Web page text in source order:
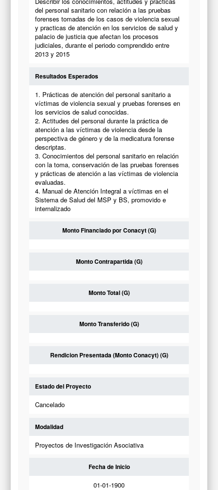
del personal sanitario con relación a las pruebas
forenses tomadas de los casos de violencia sexual
y practicas de atención en los servicios de salud y
palacio de justicia que afectan los procesos
judiciales, durante el periodo comprendido entre
2013 y 2015
Resultados Esperados
1. Prácticas de atención del personal sanitario a
víctimas de violencia sexual y pruebas forenses en
los servicios de salud conocidas.
2. Actitudes del personal durante la práctica de
atención a las víctimas de violencia desde la
perspectiva de género y de la medicatura forense
descriptas.
3. Conocimientos del personal sanitario en relación
con la toma, conservación de las pruebas forenses
y prácticas de atención a las víctimas de violencia
evaluadas.
4. Manual de Atención Integral a víctimas en el
Sistema de Salud del MSP y BS, promovido e
internalizado
Monto Financiado por Conacyt (G)
Monto Contrapartida (G)
Monto Total (G)
Monto Transferido (G)
Rendicion Presentada (Monto Conacyt) (G)
Estado del Proyecto
Cancelado
Modalidad
Proyectos de Investigación Asociativa
Fecha de Inicio
01-01-1900